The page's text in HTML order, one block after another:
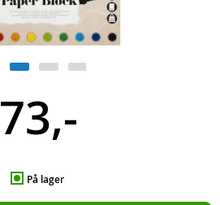
73,-
På lager